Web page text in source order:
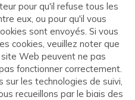
pour qu'il refuse tous les
eux, ou pour qu'il vous
sont envoyés. Si vous
cookies, veuillez noter que
Web peuvent ne pas
fonctionner correctement.
sur les technologies de suivi,
recueillons par le biais des